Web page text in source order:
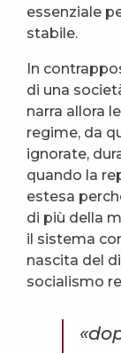
essenziale
stabile.
In
di una
narra allora
regime, da
ignorate,
quando la
estesa
di più della
il sistema
nascita del
socialismo